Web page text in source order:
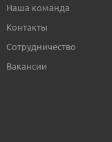
Наша команда
Контакты
Сотрудничество
Вакансии